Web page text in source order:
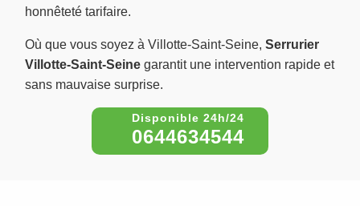
honnêteté tarifaire.
Où que vous soyez à Villotte-Saint-Seine, Serrurier
Villotte-Saint-Seine garantit une intervention rapide et
sans mauvaise surprise.
0644634544